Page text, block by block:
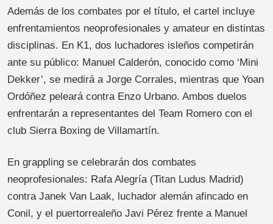
Además de los combates por el título, el cartel incluye
enfrentamientos neoprofesionales y amateur en distintas
disciplinas. En K1, dos luchadores isleños competirán
ante su público: Manuel Calderón, conocido como ‘Mini
Dekker’, se medirá a Jorge Corrales, mientras que Yoan
Ordóñez peleará contra Enzo Urbano. Ambos duelos
enfrentarán a representantes del Team Romero con el
club Sierra Boxing de Villamartín.
En grappling se celebrarán dos combates
neoprofesionales: Rafa Alegría (Titan Ludus Madrid)
contra Janek Van Laak, luchador alemán afincado en
Conil, y el puertorrealeño Javi Pérez frente a Manuel